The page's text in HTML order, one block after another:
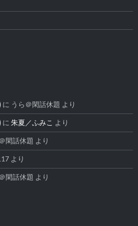
に うら＠閑話休題 より
に 朱夏／ふみこ より
閑話休題 より
より
閑話休題 より